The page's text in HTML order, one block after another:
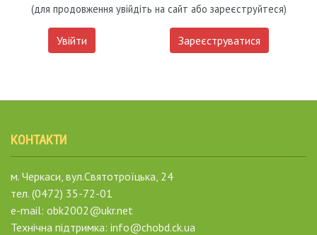
(для продовження увійдіть на сайт або зареєструйтеся)
Увійти Зареєструватися
КОНТАКТИ
м. Черкаси, вул.Святотроїцька, 24
тел. (0472) 35-72-01
e-mail: obk2002@ukr.net
Технічна підтримка: info@chobd.ck.ua